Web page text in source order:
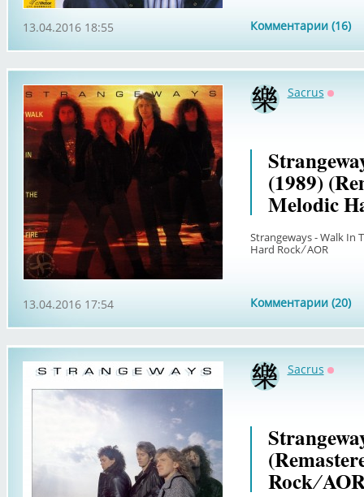
Комментарии (16)
13.04.2016 18:55
Sacrus
(1989)
Melodic
Strangeways - Walk In
Hard Rock ∕ AOR
Комментарии (20)
13.04.2016 17:54
Sacrus
Rock ∕